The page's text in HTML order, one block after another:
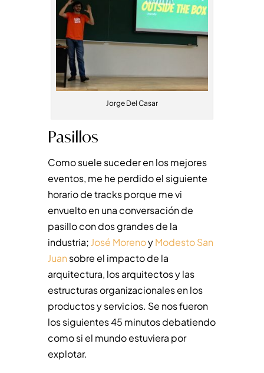
Jorge Del Casar
Pasillos
Como suele suceder en los mejores
eventos, me he perdido el siguiente
horario de tracks porque me vi
envuelto en una conversación de
pasillo con dos grandes de la
industria; José MorenoyModesto San
Juan sobre el impacto de la
arquitectura, los arquitectos y las
estructuras organizacionales en los
productos y servicios. Se nos fueron
los siguientes 45 minutos debatiendo
como si el mundo estuviera por
explotar.